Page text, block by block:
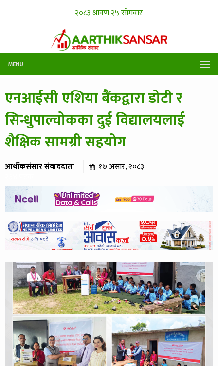
MENU
एनआईसी एशिया बैंकद्वारा डोटी र
सिन्धुपाल्चोकका दुई विद्यालयलाई
शैक्षिक सामग्री सहयोग
आर्थीकसंसार संवाददाता १७ असार, २०८३